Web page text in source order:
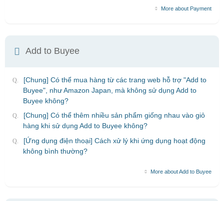
More about Payment
Add to Buyee
[Chung] Có thể mua hàng từ các trang web hỗ trợ "Add to
Buyee", như Amazon Japan, mà không sử dụng Add to
Buyee không?
[Chung] Có thể thêm nhiều sản phẩm giống nhau vào giỏ
hàng khi sử dụng Add to Buyee không?
[Ứng dụng điện thoại] Cách xử lý khi ứng dụng hoạt động
không bình thường?
More about Add to Buyee